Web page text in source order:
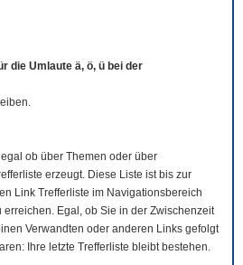
die Umlaute ä, ö, ü bei der
ob über Themen oder über
erzeugt. Diese Liste ist bis zur
Link Trefferliste im Navigationsbereich
Egal, ob Sie in der Zwischenzeit
Verwandten oder anderen Links gefolgt
Ihre letzte Trefferliste bleibt bestehen.